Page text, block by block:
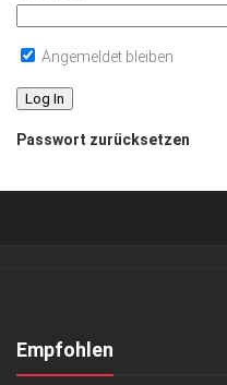
Angemeldet bleiben
Passwort zurücksetzen
Kontakt, Impressum
Empfohlen